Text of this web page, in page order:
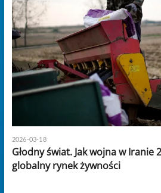
2026-03-18
Głodny świat. Jak wojna w Iranie
globalny rynek żywności